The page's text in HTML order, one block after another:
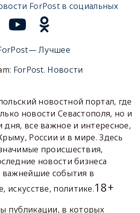
ForPost в социальных
Лучшее
ForPost. Новости
новостной портал, где
новости Севастополя, но и
дня, все важное и интересное,
России и в мире. Здесь
происшествия,
новости бизнеса
важнейшие события в
искусстве, политике.18+
публикации, в которых